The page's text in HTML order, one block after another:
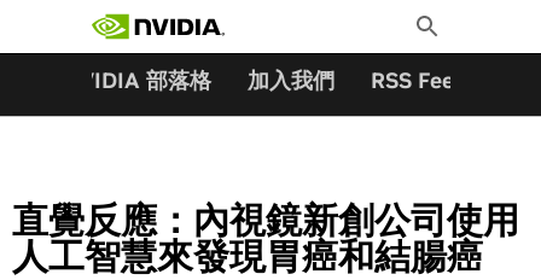
Toggle
Search
NVIDIA 部落格 加入我們 RSS Feeds
直覺反應：內視鏡新創公司使用
人工智慧來發現胃癌和結腸癌